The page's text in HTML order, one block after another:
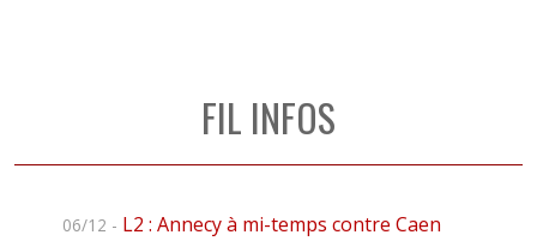
FIL INFOS
06/12 - L2 : Annecy à mi-temps contre Caen